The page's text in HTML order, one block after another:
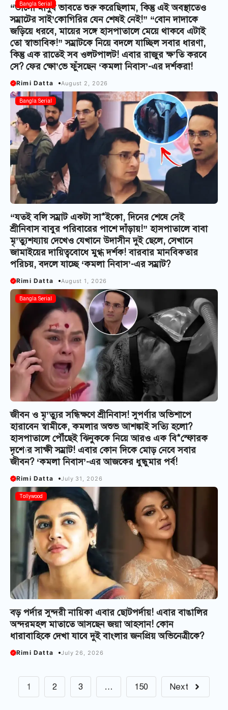
Bangla Serial
“ভালো মানুষ ভাবতে শুরু করেছিলাম, কিন্তু এই অবস্থাতেও
সম্রাটের সাই’কোগিরির যেন শেষই নেই!” “বোন দাদাকে
জড়িয়ে ধরবে, মায়ের সঙ্গে হাসপাতালে মেয়ে থাকবে এটাই
তো স্বাভাবিক!” সম্রাটকে নিয়ে বদলে যাচ্ছিল সবার ধারণা,
কিন্তু এক রাতেই সব ওলটপালট! এবার রাজুর ক্ষ’তি করবে
সে? ফের ক্ষো’ভে ফুঁসছেন ‘কমলা নিবাস’-এর দর্শকরা!
Rimi Datta August 2, 2026
Bangla Serial
“যতই বলি সম্রাট একটা সা*ইকো, দিনের শেষে সেই
শ্রীনিবাস বাবুর পরিবারের পাশে দাঁড়ায়!” হাসপাতালে বাবা
মৃ’ত্যুশয্যায় দেখেও যেখানে উদাসীন দুই ছেলে, সেখানে
জামাইয়ের দায়িত্ববোধে মুগ্ধ দর্শক! বারবার মানবিকতার
পরিচয়, বদলে যাচ্ছে ‘কমলা নিবাস’-এর সম্রাট?
Rimi Datta August 1, 2026
Bangla Serial
জীবন ও মৃ’ত্যুর সন্ধিক্ষণে শ্রীনিবাস! সুপর্ণার অভিশাপে
হারাবেন স্বামীকে, কমলার অশুভ আশঙ্কাই সত্যি হলো?
হাসপাতালে পৌঁছেই ঝিনুককে নিয়ে আরও এক বি*স্ফোরক
দৃশ্যের সাক্ষী সম্রাট! এবার কোন দিকে মোড় নেবে সবার
জীবন? ‘কমলা নিবাস’-এর আজকের ধুন্ধুমার পর্ব!
Rimi Datta July 31, 2026
Tollywood
বড় পর্দার সুন্দরী নায়িকা এবার ছোটপর্দায়! এবার বাঙালির
অন্দরমহল মাতাতে আসছেন জয়া আহসান! কোন
ধারাবাহিকে দেখা যাবে দুই বাংলার জনপ্রিয় অভিনেত্রীকে?
Rimi Datta July 26, 2026
1 2 3 … 150 Next